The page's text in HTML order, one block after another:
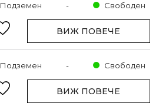
Подземен - Свободен
ВИЖ ПОВЕЧЕ
Подземен - Свободен
ВИЖ ПОВЕЧЕ